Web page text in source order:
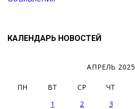
КАЛЕНДАРЬ НОВОСТЕЙ
АПРЕЛЬ 2025
ПН ВТ СР ЧТ
1
2 3